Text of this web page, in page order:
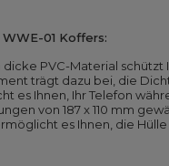
01 Koffers:
dicke PVC-Material
trägt dazu bei, die
es Ihnen, Ihr Telefon
von 187 x 110 mm
es Ihnen, die